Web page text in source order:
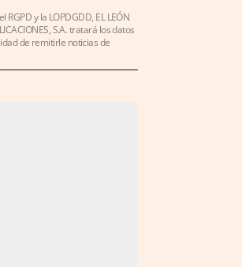
y la LOPDGDD, EL LEÓN
S.A. tratará los datos
de remitirle noticias de